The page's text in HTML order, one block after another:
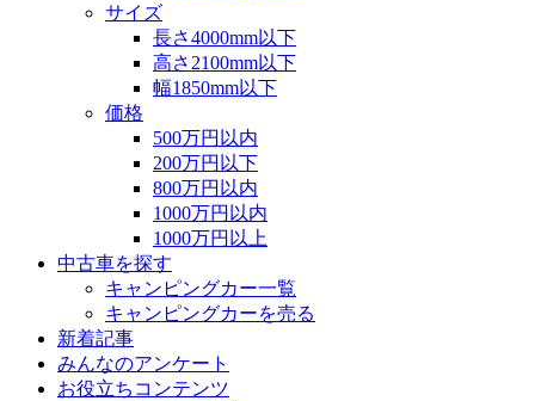
サイズ
長さ4000mm以下
高さ2100mm以下
幅1850mm以下
価格
500万円以内
200万円以下
800万円以内
1000万円以内
1000万円以上
中古車を探す
キャンピングカー一覧
キャンピングカーを売る
新着記事
みんなのアンケート
お役立ちコンテンツ